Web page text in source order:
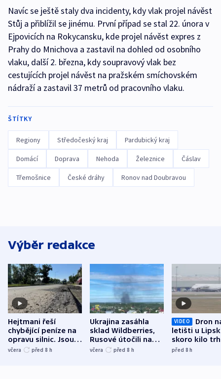
Navíc se ještě staly dva incidenty, kdy vlak projel návěst
Stůj a přiblížil se jinému. První případ se stal 22. února v
Ejpovicích na Rokycansku, kde projel návěst expres z
Prahy do Mnichova a zastavil na dohled od osobního
vlaku, další 2. března, kdy soupravový vlak bez
cestujících projel návěst na pražském smíchovském
nádraží a zastavil 37 metrů od pracovního vlaku.
ŠTÍTKY
Regiony Středočeský kraj Pardubický kraj
Domácí Doprava Nehoda Železnice Čáslav
Třemošnice České dráhy Ronov nad Doubravou
Výběr redakce
Hejtmani řeší
chybějící peníze na
opravu silnic. Jsou
nenárokové, namítá
včera před 8 h
Ukrajina zasáhla
sklad Wildberries,
Rusové útočili na
trh, hasiče či
včera před 8 h
VIDEO
Dron
letišti u
skoro kilo
indicie
před 8h